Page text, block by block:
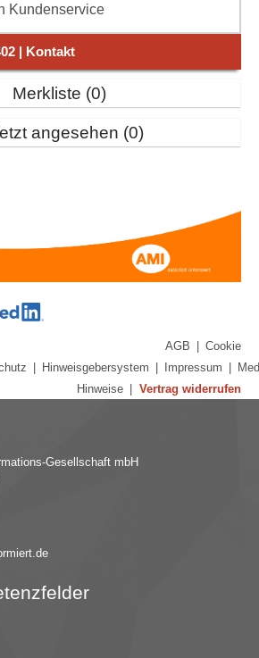
Kundenservice
| Kontakt
Merkliste 0
angesehen 0
AGB
Cookie
Hinweisgebersystem Impressum
Hinweise
Vertrag widerrufen
Gesellschaft mbH